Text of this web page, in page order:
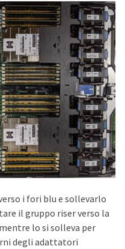
i fori blu e sollevarlo
il gruppo riser verso la
lo si solleva per
degli adattatori